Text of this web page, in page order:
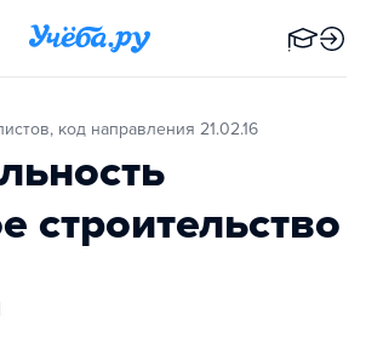
код направления 21.02.16
строительство